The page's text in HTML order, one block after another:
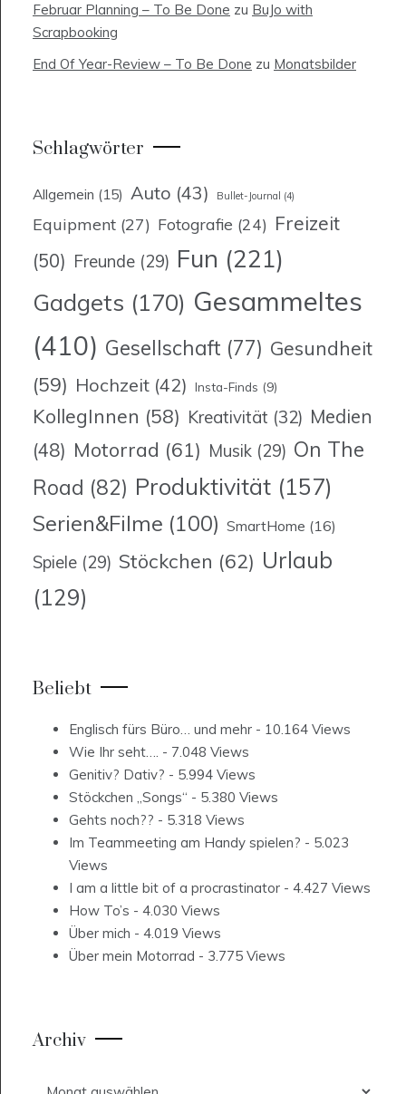
Februar Planning – To Be Done zu BuJo with
Scrapbooking
End Of Year-Review – To Be Done zu Monatsbilder
Schlagwörter
Allgemein (15) Auto (43) Bullet-Journal (4)
Equipment (27) Fotografie (24) Freizeit
(50) Freunde (29) Fun (221)
Gadgets (170) Gesammeltes
(410) Gesellschaft (77) Gesundheit
(59) Hochzeit (42) Insta-Finds (9)
KollegInnen (58) Kreativität (32) Medien
(48) Motorrad (61) Musik (29) On The
Road (82) Produktivität (157)
Serien&Filme (100) SmartHome (16)
Spiele (29) Stöckchen (62) Urlaub
(129)
Beliebt
Englisch fürs Büro… und mehr - 10.164 Views
Wie Ihr seht…. - 7.048 Views
Genitiv? Dativ? - 5.994 Views
Stöckchen „Songs“ - 5.380 Views
Gehts noch?? - 5.318 Views
Im Teammeeting am Handy spielen? - 5.023
Views
I am a little bit of a procrastinator - 4.427 Views
How To’s - 4.030 Views
Über mich - 4.019 Views
Über mein Motorrad - 3.775 Views
Archiv